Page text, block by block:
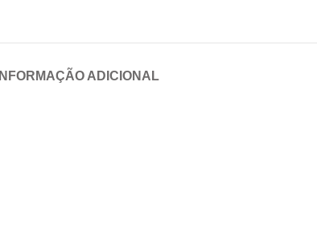
INFORMAÇÃO ADICIONAL